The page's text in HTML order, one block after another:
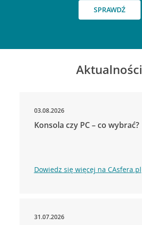
SPRAWDŹ
Aktualności
03.08.2026
Konsola czy PC – co wybrać?
Dowiedz się więcej na CAsfera.pl
31.07.2026